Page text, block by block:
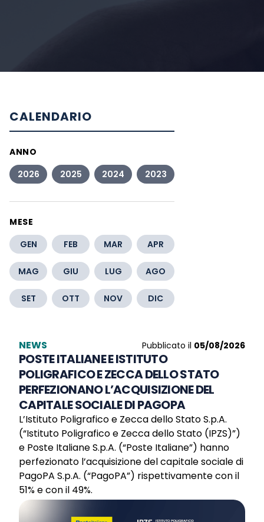
NEWS Pubblicato il 05/08/2026
POSTE ITALIANE E ISTITUTO
POLIGRAFICO E ZECCA DELLO STATO
PERFEZIONANO L’ACQUISIZIONE DEL
CAPITALE SOCIALE DI PAGOPA
L’Istituto Poligrafico e Zecca dello Stato S.p.A.
(“Istituto Poligrafico e Zecca dello Stato (IPZS)”)
e Poste Italiane S.p.A. (“Poste Italiane”) hanno
perfezionato l’acquisizione del capitale sociale di
PagoPA S.p.A. (“PagoPA”) rispettivamente con il
51% e con il 49%.
CALENDARIO
ANNO
2026
2025 2024 2023
MESE
GEN
FEB MAR APR
MAG GIU LUG AGO
SET OTT NOV DIC